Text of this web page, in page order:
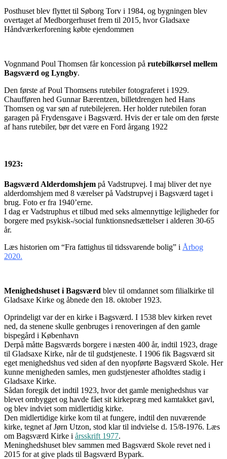
Posthuset blev flyttet til Søborg Torv i 1984, og bygningen blev
overtaget af Medborgerhuset frem til 2015, hvor Gladsaxe
Håndværkerforening købte ejendommen
Vognmand Poul Thomsen får koncession på rutebilkørsel mellem
Bagsværd og Lyngby.
Den første af Poul Thomsens rutebiler fotograferet i 1929.
Chaufføren hed Gunnar Bærentzen, billetdrengen hed Hans
Thomsen og var søn af rutebilejeren. Her holder rutebilen foran
garagen på Frydensgave i Bagsværd. Hvis der er tale om den første
af hans rutebiler, bør det være en Ford årgang 1922
1923:
Bagsværd Alderdomshjem på Vadstrupvej. I maj bliver det nye
alderdomshjem med 8 værelser på Vadstrupvej i Bagsværd taget i
brug. Foto er fra 1940’erne.
I dag er Vadstruphus et tilbud med seks almennyttige lejligheder for
borgere med psykisk-/social funktionsnedsættelser i alderen 30-65
år.
Læs historien om “Fra fattighus til tidssvarende bolig” i Årbog
2020.
Menighedshuset i Bagsværd blev til omdannet som filialkirke til
Gladsaxe Kirke og åbnede den 18. oktober 1923.
Oprindeligt var der en kirke i Bagsværd. I 1538 blev kirken revet
ned, da stenene skulle genbruges i renoveringen af den gamle
bispegård i København
Derpå måtte Bagsværds borgere i næsten 400 år, indtil 1923, drage
til Gladsaxe Kirke, når de til gudstjeneste. I 1906 fik Bagsværd sit
eget menighedshus ved siden af den nyopførte Bagsværd Skole. Her
kunne menigheden samles, men gudstjenester afholdtes stadig i
Gladsaxe Kirke.
Sådan foregik det indtil 1923, hvor det gamle menighedshus var
blevet ombygget og havde fået sit kirkepræg med kamtakket gavl,
og blev indviet som midlertidig kirke.
Den midlertidige kirke kom til at fungere, indtil den nuværende
kirke, tegnet af Jørn Utzon, stod klar til indvielse d. 15/8-1976. Læs
om Bagsværd Kirke i årsskrift 1977.
Meninghedshuset blev sammen med Bagsværd Skole revet ned i
2015 for at give plads til Bagsværd Bypark.